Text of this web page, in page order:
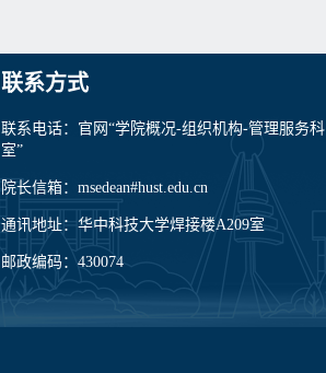
联系方式
联系电话：官网“学院概况-组织机构-管理服务科
室”
院长信箱：msedean#hust.edu.cn
通讯地址：华中科技大学焊接楼A209室
邮政编码：430074